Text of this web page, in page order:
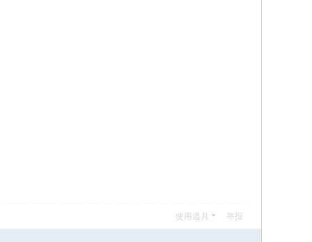
使用道具 举报